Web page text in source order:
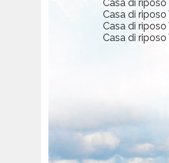
Casa di
Casa di
Casa di
Casa di